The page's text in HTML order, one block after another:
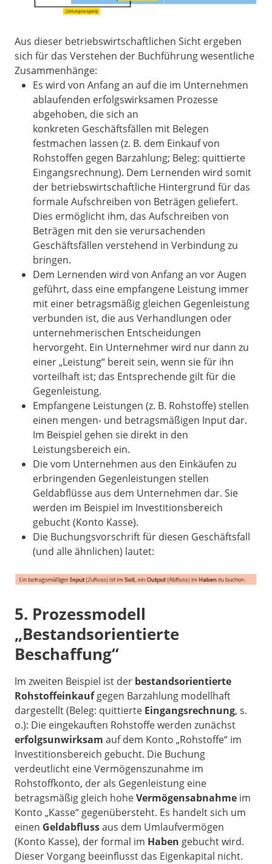
Aus dieser betriebswirtschaftlichen Sicht ergeben
sich für das Verstehen der Buchführung wesentliche
Zusammenhänge:
Es wird von Anfang an auf die im Unternehmen
ablaufenden erfolgswirksamen Prozesse
abgehoben, die sich an
konkreten Geschäftsfällen mit Belegen
festmachen lassen (z. B. dem Einkauf von
Rohstoffen gegen Barzahlung; Beleg: quittierte
Eingangsrechnung). Dem Lernenden wird somit
der betriebswirtschaftliche Hintergrund für das
formale Aufschreiben von Beträgen geliefert.
Dies ermöglicht ihm, das Aufschreiben von
Beträgen mit den sie verursachenden
Geschäftsfällen verstehend in Verbindung zu
bringen.
Dem Lernenden wird von Anfang an vor Augen
geführt, dass eine empfangene Leistung immer
mit einer betragsmäßig gleichen Gegenleistung
verbunden ist, die aus Verhandlungen oder
unternehmerischen Entscheidungen
hervorgeht. Ein Unternehmer wird nur dann zu
einer „Leistung“ bereit sein, wenn sie für ihn
vorteilhaft ist; das Entsprechende gilt für die
Gegenleistung.
Empfangene Leistungen (z. B. Rohstoffe) stellen
einen mengen- und betragsmäßigen Input dar.
Im Beispiel gehen sie direkt in den
Leistungsbereich ein.
Die vom Unternehmen aus den Einkäufen zu
erbringenden Gegenleistungen stellen
Geldabflüsse aus dem Unternehmen dar. Sie
werden im Beispiel im Investitionsbereich
gebucht (Konto Kasse).
Die Buchungsvorschrift für diesen Geschäftsfall
(und alle ähnlichen) lautet:
5. Prozessmodell
„Bestandsorientierte
Beschaffung“
Im zweiten Beispiel ist der bestandsorientierte
Rohstoffeinkaufgegen Barzahlung modellhaft
dargestellt (Beleg: quittierte Eingangsrechnung, s.
o.): Die eingekauften Rohstoffe werden zunächst
erfolgsunwirksam auf dem Konto „Rohstoffe“ im
Investitionsbereich gebucht. Die Buchung
verdeutlicht eine Vermögenszunahme im
Rohstoffkonto, der als Gegenleistung eine
betragsmäßig gleich hoheVermögensabnahme im
Konto „Kasse“ gegenübersteht. Es handelt sich um
einen Geldabflussaus dem Umlaufvermögen
(Konto Kasse), der formal im Haben gebucht wird.
Dieser Vorgang beeinflusst das Eigenkapital nicht.